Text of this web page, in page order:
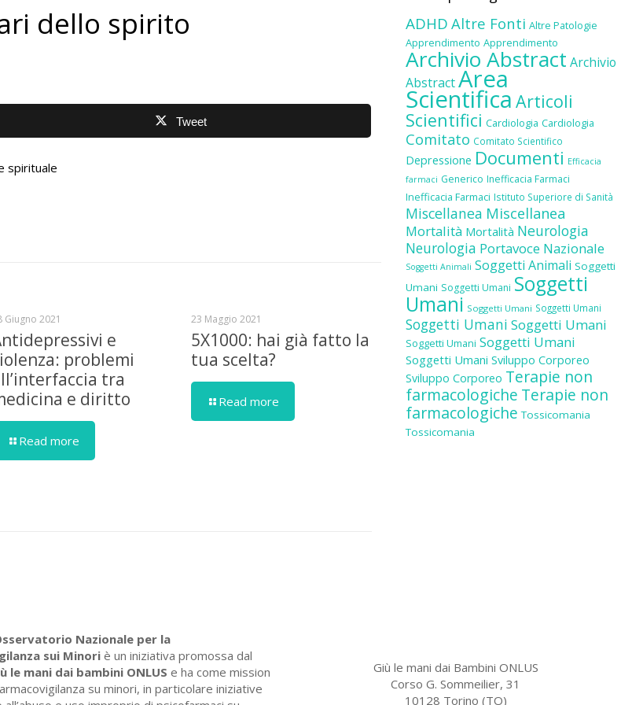
dello spirito
Tweet
spirituale
Giugno 2021
e
problemi
tra
e diritto
Read more
23 Maggio 2021
5X1000: hai già fatto la
tua scelta?
Read more
ADHD Altre Fonti Altre Patologie
Apprendimento Apprendimento
Archivio Abstract Archivio
AbstractArea
Scientifica Articoli
Scientifici Cardiologia Cardiologia
Comitato Comitato Scientifico
Depressione Documenti Efficacia
farmaci Generico Inefficacia Farmaci
Inefficacia Farmaci Istituto Superiore di Sanità
Miscellanea Miscellanea
Mortalità Mortalità Neurologia
Neurologia Portavoce Nazionale
Soggetti Animali Soggetti Animali Soggetti
Umani Soggetti Umani Soggetti
Umani Soggetti Umani Soggetti Umani
Soggetti Umani Soggetti Umani
Soggetti Umani Soggetti Umani
Soggetti Umani Sviluppo Corporeo
Sviluppo Corporeo Terapie non
farmacologiche Terapie non
farmacologiche Tossicomania
Tossicomania
Nazionale per la
sui Minoriè un iniziativa promossa dal
le mani dai bambini ONLUS e ha come mission
su minori, in particolare iniziative
Giù le mani dai Bambini ONLUS
Corso G. Sommeilier, 31
10128 Torino (TO)